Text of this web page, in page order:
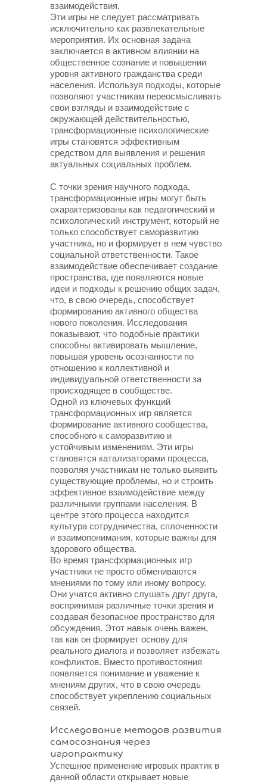
взаимодействия.
Эти игры не следует рассматривать
исключительно как развлекательные
мероприятия. Их основная задача
заключается в активном влиянии на
общественное сознание и повышении
уровня активного гражданства среди
населения. Используя подходы, которые
позволяют участникам переосмысливать
свои взгляды и взаимодействие с
окружающей действительностью,
трансформационные психологические
игры становятся эффективным
средством для выявления и решения
актуальных социальных проблем.
С точки зрения научного подхода,
трансформационные игры могут быть
охарактеризованы как педагогический и
психологический инструмент, который не
только способствует саморазвитию
участника, но и формирует в нем чувство
социальной ответственности. Такое
взаимодействие обеспечивает создание
пространства, где появляются новые
идеи и подходы к решению общих задач,
что, в свою очередь, способствует
формированию активного общества
нового поколения. Исследования
показывают, что подобные практики
способны активировать мышление,
повышая уровень осознанности по
отношению к коллективной и
индивидуальной ответственности за
происходящее в сообществе.
Одной из ключевых функций
трансформационных игр является
формирование активного сообщества,
способного к саморазвитию и
устойчивым изменениям. Эти игры
становятся катализаторами процесса,
позволяя участникам не только выявить
существующие проблемы, но и строить
эффективное взаимодействие между
различными группами населения. В
центре этого процесса находится
культура сотрудничества, сплоченности
и взаимопонимания, которые важны для
здорового общества.
Во время трансформационных игр
участники не просто обмениваются
мнениями по тому или иному вопросу.
Они учатся активно слушать друг друга,
воспринимая различные точки зрения и
создавая безопасное пространство для
обсуждения. Этот навык очень важен,
так как он формирует основу для
реального диалога и позволяет избежать
конфликтов. Вместо противостояния
появляется понимание и уважение к
мнениям других, что в свою очередь
способствует укреплению социальных
связей.
Исследование методов развития
самосознания через
игропрактику
Успешное применение игровых практик в
данной области открывает новые